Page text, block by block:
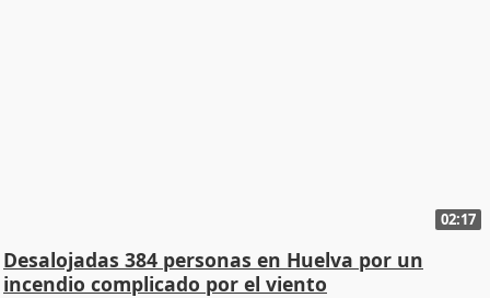
02:17
Desalojadas 384 personas en Huelva por un
incendio complicado por el viento